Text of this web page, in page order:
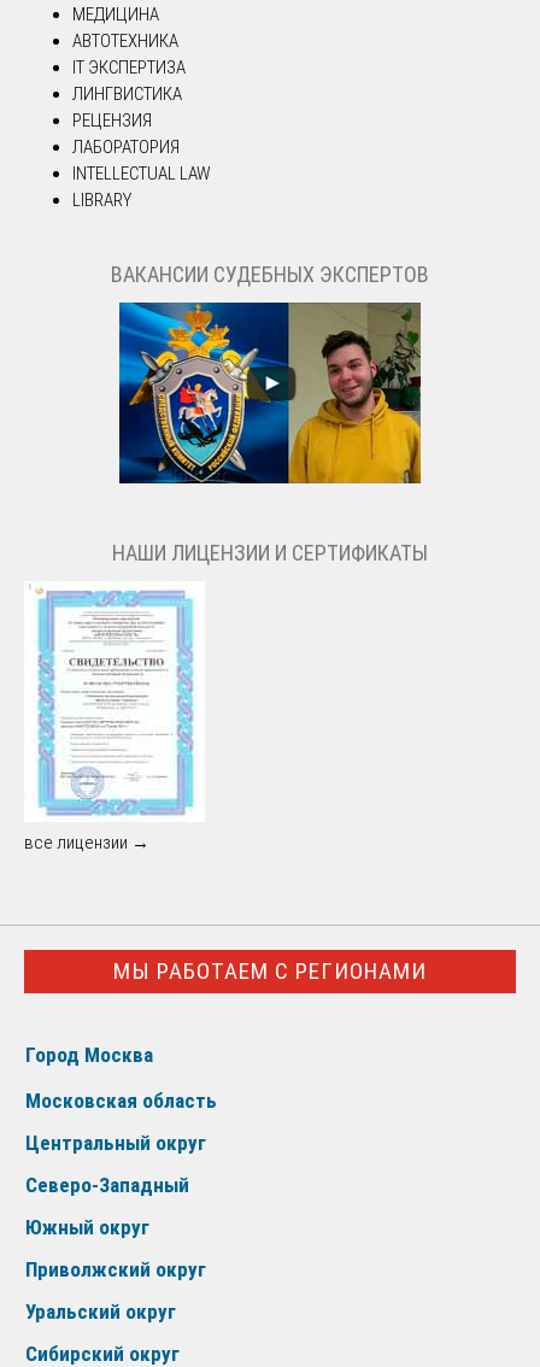
МЕДИЦИНА
АВТОТЕХНИКА
IT ЭКСПЕРТИЗА
ЛИНГВИСТИКА
РЕЦЕНЗИЯ
ЛАБОРАТОРИЯ
INTELLECTUAL LAW
LIBRARY
ВАКАНСИИ СУДЕБНЫХ ЭКСПЕРТОВ
НАШИ ЛИЦЕНЗИИ И СЕРТИФИКАТЫ
все лицензии →
МЫ РАБОТАЕМ С РЕГИОНАМИ
Город Москва
Московская область
Центральный округ
Северо-Западный
Южный округ
Приволжский округ
Уральский округ
Сибирский округ